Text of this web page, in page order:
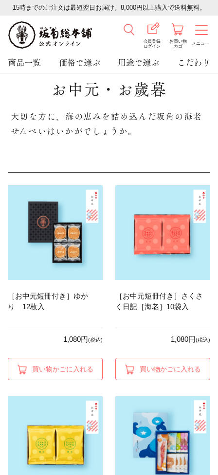
15時までのご注文は最短翌日お届け。8,000円以上購入で送料無料。
会員登録
ログイン
お買い物
カゴ
メニュー
商品一覧 価格で選ぶ 用途で選ぶ こだわり
お中元・お歳暮
大切な方に、海の恵みを詰め込んだ坂角の海老
せんべいはいかがでしょうか。
［お中元短冊付き］ゆか
り 12枚入
1,080円(税込)
買い物かごに入れる
［お中元短冊付き］さくさ
く日記［海老］10袋入
1,080円(税込)
買い物かごに入れる